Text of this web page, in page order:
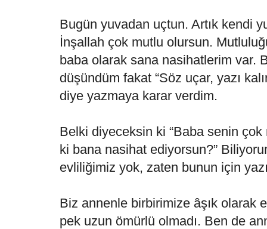
Bugün yuvadan uçtun. Artık kendi
İnşallah çok mutlu olursun.
baba olarak sana nasihatlerim var.
düşündüm fakat “Söz uçar, yazı
diye yazmaya karar verdim.
Belki diyeceksin ki “Baba senin
ki bana nasihat ediyorsun?”
evliliğimiz yok, zaten bunun için
Biz annenle birbirimize âşık olarak
pek uzun ömürlü olmadı. Ben de